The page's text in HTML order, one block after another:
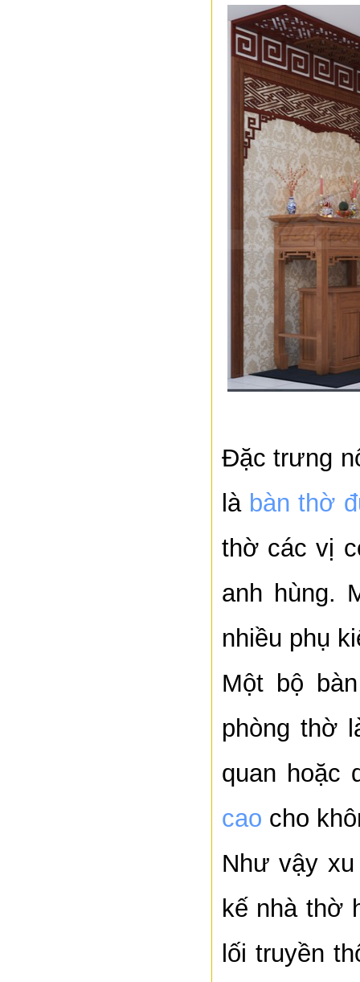
Đặc trưng
là bàn thờ
thờ các vị
anh hùng.
nhiều phụ
Một bộ
phòng thờ
quan hoặc
cao cho
Như vậy
kế nhà thờ
lối truyền